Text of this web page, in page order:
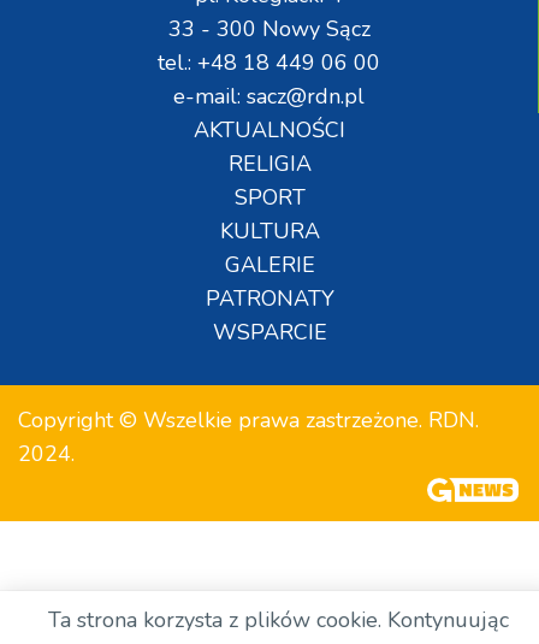
33 - 300 Nowy Sącz
tel.: +48 18 449 06 00
e-mail: sacz@rdn.pl
AKTUALNOŚCI
RELIGIA
SPORT
KULTURA
GALERIE
PATRONATY
WSPARCIE
Copyright © Wszelkie prawa zastrzeżone. RDN.
2024.
Ta strona korzysta z plików cookie. Kontynuując